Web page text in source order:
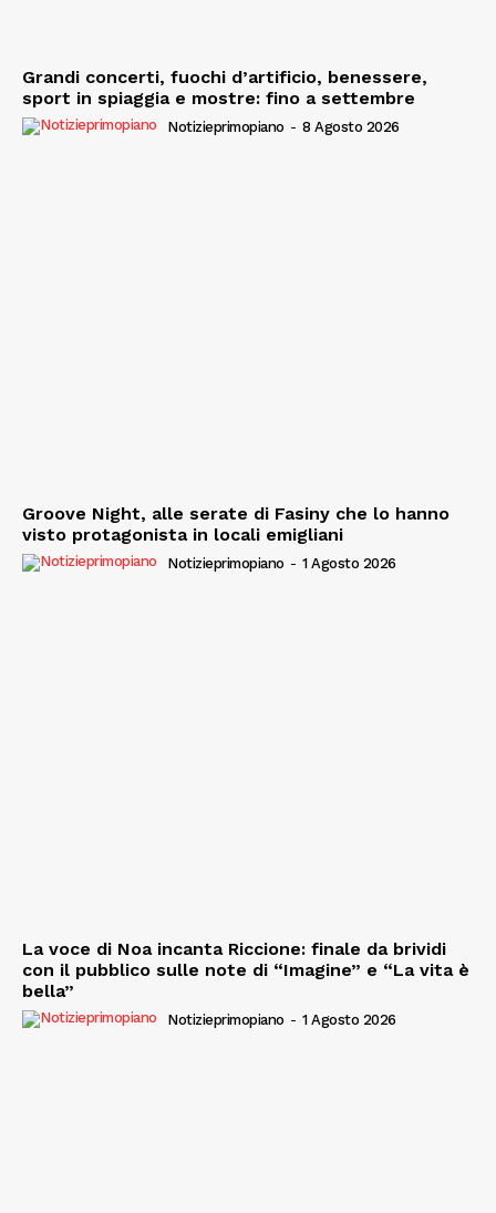
Grandi concerti, fuochi d’artificio, benessere,
sport in spiaggia e mostre: fino a settembre
Notizieprimopiano - 8 Agosto 2026
Groove Night, alle serate di Fasiny che lo hanno
visto protagonista in locali emigliani
Notizieprimopiano - 1 Agosto 2026
La voce di Noa incanta Riccione: finale da brividi
con il pubblico sulle note di “Imagine” e “La vita è
bella”
Notizieprimopiano - 1 Agosto 2026